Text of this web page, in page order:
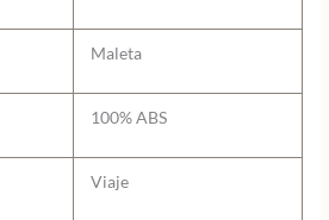
Maleta
100% ABS
Viaje